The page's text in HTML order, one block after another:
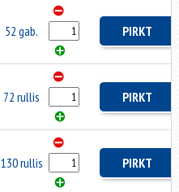
52 gab. PIRKT
72 rullis PIRKT
130 rullis PIRKT